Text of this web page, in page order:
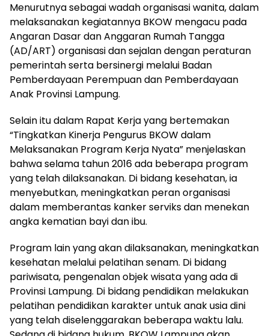
Menurutnya sebagai wadah organisasi wanita, dalam
melaksanakan kegiatannya BKOW mengacu pada
Angaran Dasar dan Anggaran Rumah Tangga
(AD/ART) organisasi dan sejalan dengan peraturan
pemerintah serta bersinergi melalui Badan
Pemberdayaan Perempuan dan Pemberdayaan
Anak Provinsi Lampung.
Selain itu dalam Rapat Kerja yang bertemakan
“Tingkatkan Kinerja Pengurus BKOW dalam
Melaksanakan Program Kerja Nyata” menjelaskan
bahwa selama tahun 2016 ada beberapa program
yang telah dilaksanakan. Di bidang kesehatan, ia
menyebutkan, meningkatkan peran organisasi
dalam memberantas kanker serviks dan menekan
angka kematian bayi dan ibu.
Program lain yang akan dilaksanakan, meningkatkan
kesehatan melalui pelatihan senam. Di bidang
pariwisata, pengenalan objek wisata yang ada di
Provinsi Lampung. Di bidang pendidikan melakukan
pelatihan pendidikan karakter untuk anak usia dini
yang telah diselenggarakan beberapa waktu lalu.